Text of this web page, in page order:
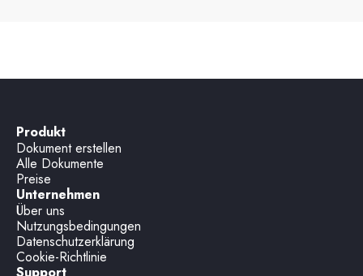
Produkt
Dokument erstellen
Alle Dokumente
Preise
Unternehmen
Über uns
Nutzungsbedingungen
Datenschutzerklärung
Cookie-Richtlinie